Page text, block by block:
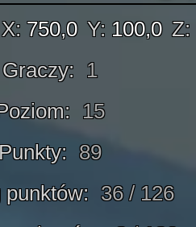
X: 750,0 Y: 100,0 Z:
Graczy: 1
15
Punkty: 89
punktów: 36 / 126